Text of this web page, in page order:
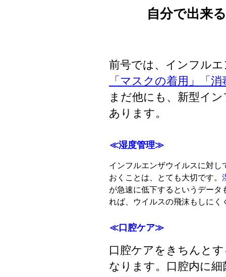
自分で出来
前号では、インフル
「マスクの着用」「
まだ他にも、新型イ
あります。
≪湿度管理≫
インフルエンザウイルスに対
おくことは、とても大切です。
が急速に低下するというデー
れば、ウイルスの飛沫もしにく
≪口腔ケア≫
口腔ケアをきちんと
なります。口腔内に